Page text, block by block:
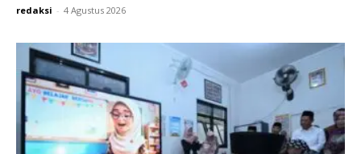
redaksi - 4 Agustus 2026